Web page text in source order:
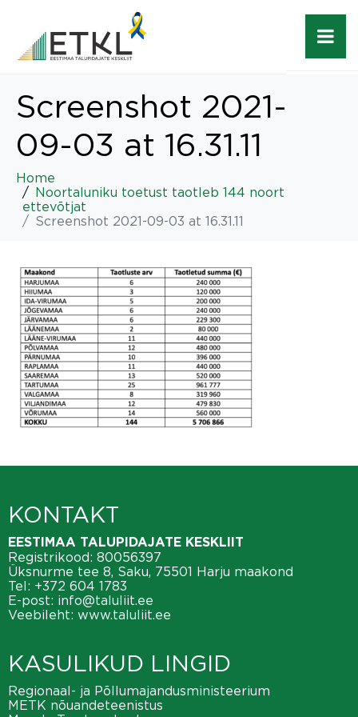
Screenshot 2021-
09-03 at 16.31.11
Home
Noortaluniku toetust taotleb 144 noort
ettevõtjat
Screenshot 2021-09-03 at 16.31.11
KONTAKT
EESTIMAA TALUPIDAJATE KESKLIIT
Registrikood: 80056397
Üksnurme tee 8, Saku, 75501 Harju maakond
Tel: +372 604 1783
E-post: info@taluliit.ee
Veebileht: www.taluliit.ee
KASULIKUD LINGID
Regionaal- ja Põllumajandusministeerium
METK nõuandeteenistus